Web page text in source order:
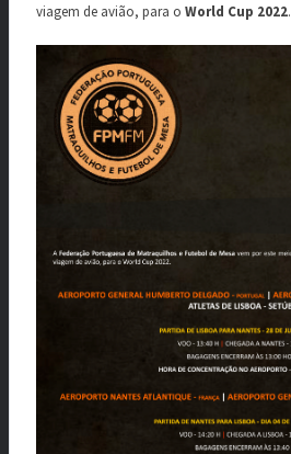
viagem de avião, para o World Cup 2022.